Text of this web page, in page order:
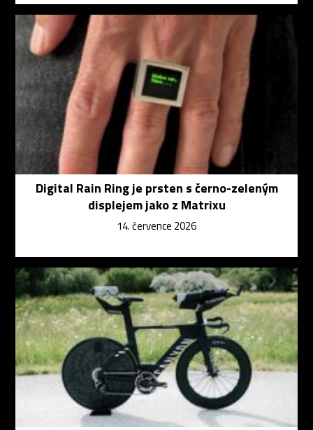
Digital Rain Ring je prsten s černo-zeleným
displejem jako z Matrixu
14. července 2026